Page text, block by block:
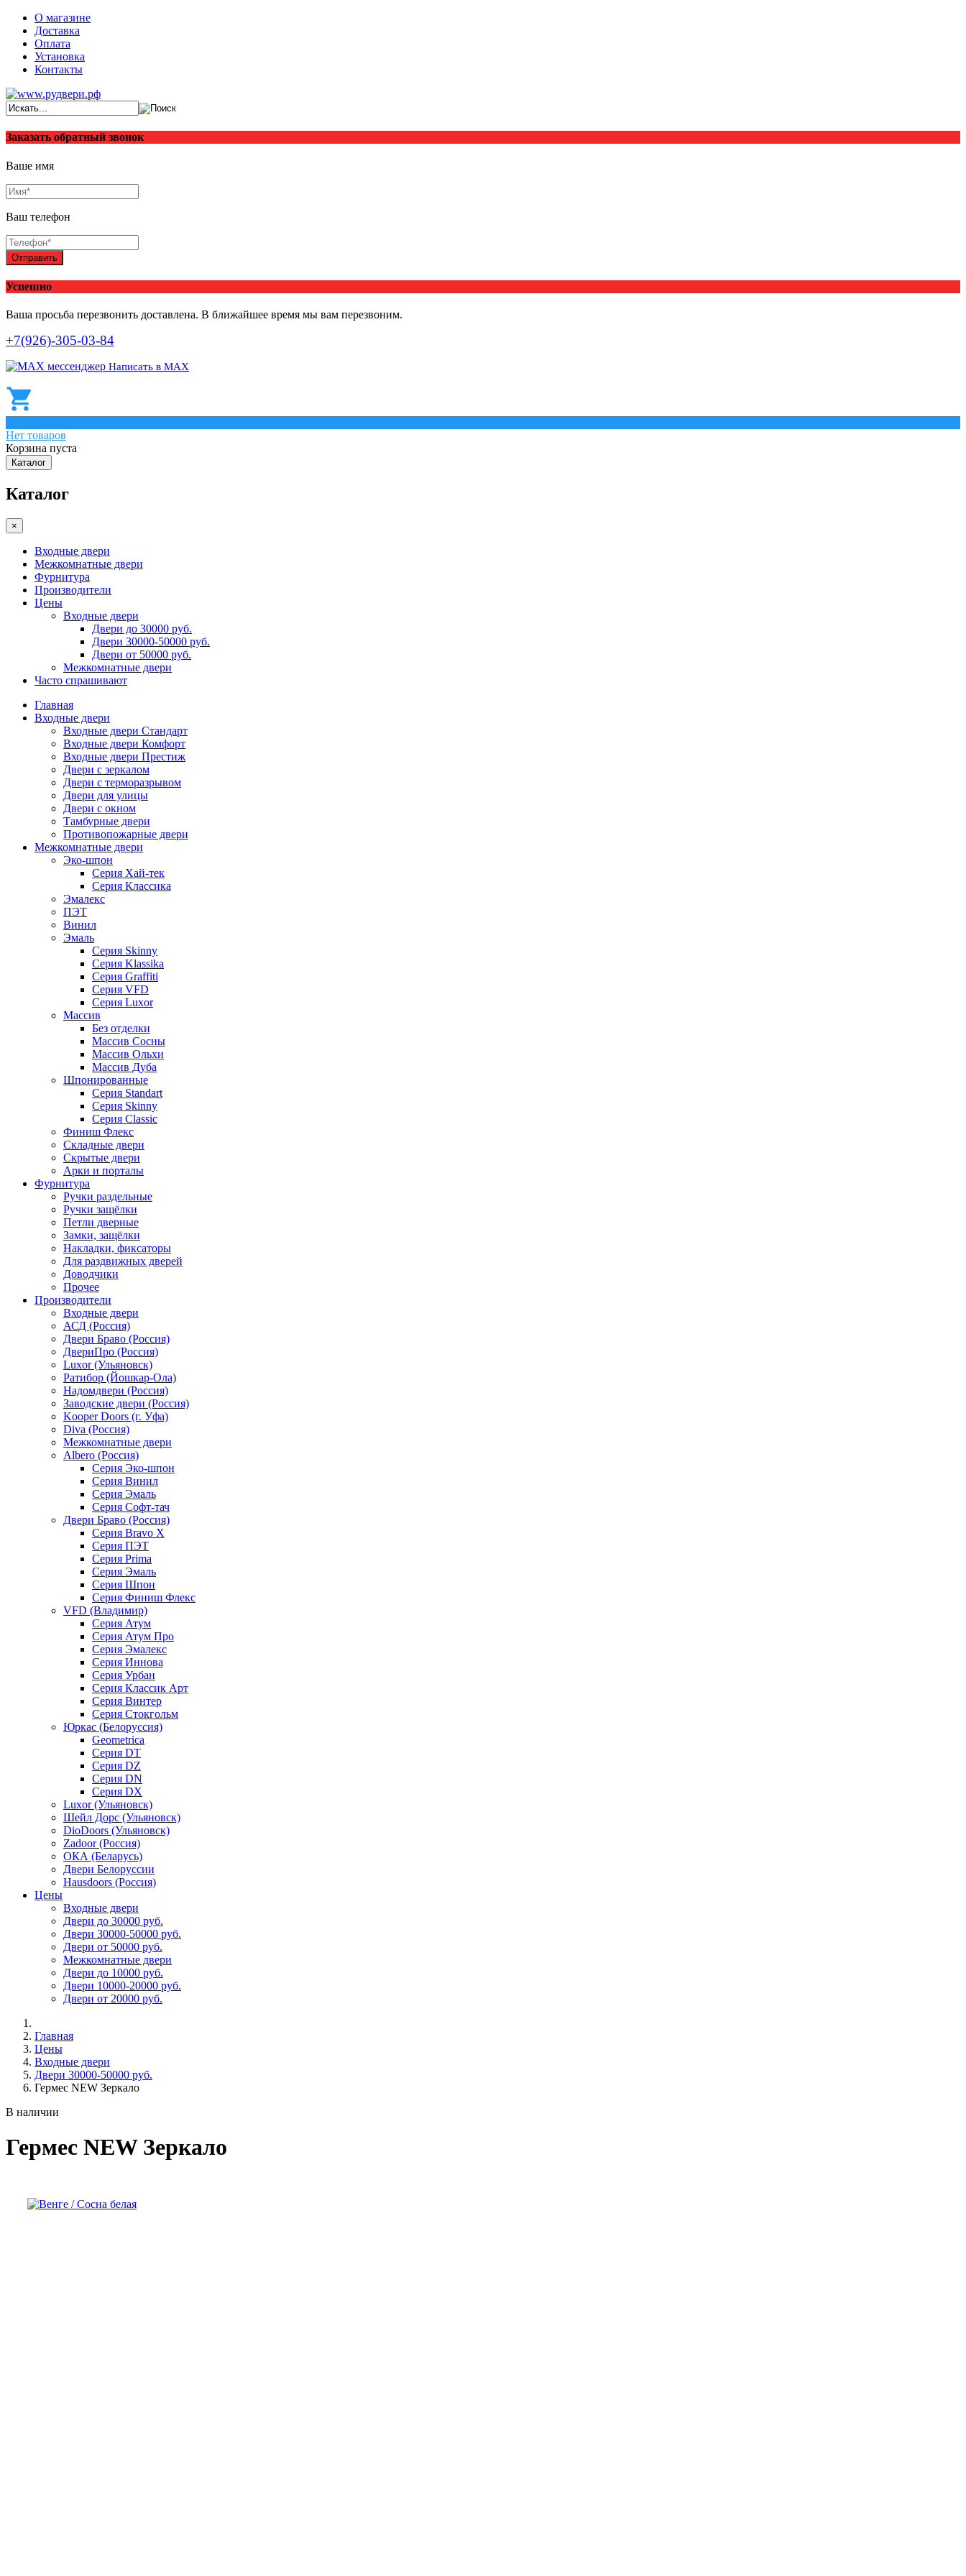
О магазине
Доставка
Оплата
Установка
Контакты
Заказать обратный звонок
Ваше имя
Ваш телефон
Отправить
Успешно
Ваша просьба перезвонить доставлена. В ближайшее время мы вам перезвоним.
+7(926)-305-03-84
Написать в МАХ
Нет товаров
Корзина пуста
Каталог
Каталог
×
Входные двери
Межкомнатные двери
Фурнитура
Производители
Цены
Входные двери
Двери до 30000 руб.
Двери 30000-50000 руб.
Двери от 50000 руб.
Межкомнатные двери
Часто спрашивают
Главная
Входные двери
Входные двери Стандарт
Входные двери Комфорт
Входные двери Престиж
Двери с зеркалом
Двери с терморазрывом
Двери для улицы
Двери с окном
Тамбурные двери
Противопожарные двери
Межкомнатные двери
Эко-шпон
Серия Хай-тек
Серия Классика
Эмалекс
ПЭТ
Винил
Эмаль
Серия Skinny
Серия Klassika
Серия Graffiti
Серия VFD
Серия Luxor
Массив
Без отделки
Массив Сосны
Массив Ольхи
Массив Дуба
Шпонированные
Серия Standart
Серия Skinny
Серия Classic
Финиш Флекс
Складные двери
Скрытые двери
Арки и порталы
Фурнитура
Ручки раздельные
Ручки защёлки
Петли дверные
Замки, защёлки
Накладки, фиксаторы
Для раздвижных дверей
Доводчики
Прочее
Производители
Входные двери
АСД (Россия)
Двери Браво (Россия)
ДвериПро (Россия)
Luxor (Ульяновск)
Ратибор (Йошкар-Ола)
Надомдвери (Россия)
Заводские двери (Россия)
Kooper Doors (г. Уфа)
Diva (Россия)
Межкомнатные двери
Albero (Россия)
Серия Эко-шпон
Серия Винил
Серия Эмаль
Серия Софт-тач
Двери Браво (Россия)
Серия Bravo X
Серия ПЭТ
Серия Prima
Серия Эмаль
Серия Шпон
Серия Финиш Флекс
VFD (Владимир)
Серия Атум
Серия Атум Про
Серия Эмалекс
Серия Иннова
Серия Урбан
Серия Классик Арт
Серия Винтер
Серия Стокгольм
Юркас (Белоруссия)
Geometrica
Серия DT
Серия DZ
Серия DN
Серия DX
Luxor (Ульяновск)
Шейл Дорс (Ульяновск)
DioDoors (Ульяновск)
Zadoor (Россия)
ОКА (Беларусь)
Двери Белоруссии
Hausdoors (Россия)
Цены
Входные двери
Двери до 30000 руб.
Двери 30000-50000 руб.
Двери от 50000 руб.
Межкомнатные двери
Двери до 10000 руб.
Двери 10000-20000 руб.
Двери от 20000 руб.
Главная
Цены
Входные двери
Двери 30000-50000 руб.
Гермес NEW Зеркало
В наличии
Гермес NEW Зеркало